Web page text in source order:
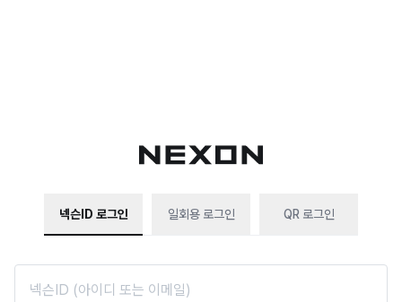
넥슨ID 로그인 일회용 로그인 QR 로그인